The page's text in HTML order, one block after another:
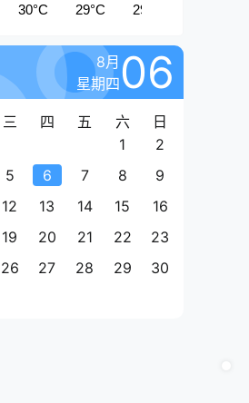
30°C 29°C 29°C
8月
星期四06
三 四 五 六
日
1
2
5 6 7 8
9
12 13 14 15
16
19 20 21 22
23
26 27 28 29
30